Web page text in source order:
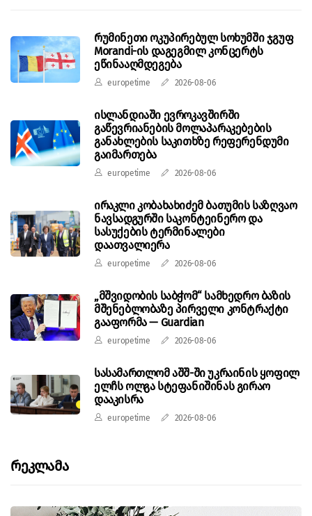
რუმინეთი ოკუპირებულ სოხუმში ჯგუფ
Morandi-ის დაგეგმილ კონცერტს
ეწინააღმდეგება
europetime 2026-08-06
ისლანდიაში ევროკავშირში
გაწევრიანების მოლაპარაკებების
განახლების საკითხზე რეფერენდუმი
გაიმართება
europetime 2026-08-06
ირაკლი კობახახიძემ ბათუმის საზღვაო
ნავსადგურში საკონტეინერო და
სასუქების ტერმინალები
დაათვალიერა
europetime 2026-08-06
„მშვიდობის საბჭომ“ სამხედრო ბაზის
მშენებლობაზე პირველი კონტრაქტი
გააფორმა — Guardian
europetime 2026-08-06
სასამართლომ აშშ-ში უკრაინის ყოფილ
ელჩს ოლგა სტეფანიშინას გირაო
დააკისრა
europetime 2026-08-06
Რეკლამა